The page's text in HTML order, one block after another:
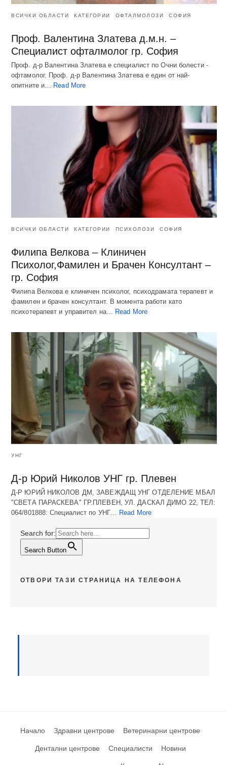
ВСИЧКИ ОБЛАСТИ КАТЕГОРИИ ОФТАЛМОЛОЗИ СОФИЯ
Проф. Валентина Златева д.м.н. –
Специалист офталмолог гр. София
Проф. д-р Валентина Златева е специалист по Очни болести -
офтамолог. Проф. д-р Валентина Златева е един от най-
опитните и… Read More
ВСИЧКИ ОБЛАСТИ КАТЕГОРИИ ПСИХОЛОЗИ СОФИЯ
Филипа Велкова – Клиничен
Психолог,Фамилен и Брачен Консултант –
гр. София
Филипа Велкова е клиничен психолог, психодрамата терапевт и
фамилен и брачен консултант. В момента работи като
психотерапевт и управител на…
Read More
УНГ
Д-р Юрий Николов УНГ гр. Плевен
Д-Р ЮРИЙ НИКОЛОВ ДМ, ЗАВЕЖДАЩ УНГ ОТДЕЛЕНИЕ МБАЛ
"СВЕТА ПАРАСКЕВА" ГР.ПЛЕВЕН, УЛ. ДАСКАЛ ДИМО 22, ТЕЛ:
064/801888: Специалист по УНГ… Read More
Search for:
Search Button
ОТВОРИ ТАЗИ СТРАНИЦА НА ТЕЛЕФОНА
Начало Здравни центрове Ветеринарни центрове
Дентални центрове Специалисти Новини